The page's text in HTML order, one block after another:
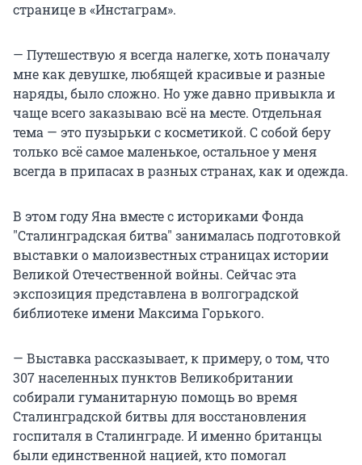
странице в «Инстаграм».
— Путешествую я всегда налегке, хоть поначалу
мне как девушке, любящей красивые и разные
наряды, было сложно. Но уже давно привыкла и
чаще всего заказываю всё на месте. Отдельная
тема — это пузырьки с косметикой. С собой беру
только всё самое маленькое, остальное у меня
всегда в припасах в разных странах, как и одежда.
В этом году Яна вместе с историками Фонда
"Сталинградская битва" занималась подготовкой
выставки о малоизвестных страницах истории
Великой Отечественной войны. Сейчас эта
экспозиция представлена в волгоградской
библиотеке имени Максима Горького.
— Выставка рассказывает, к примеру, о том, что
307 населенных пунктов Великобритании
собирали гуманитарную помощь во время
Сталинградской битвы для восстановления
госпиталя в Сталинграде. И именно британцы
были единственной нацией, кто помогал